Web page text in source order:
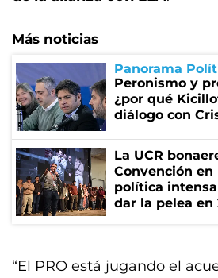
Más noticias
Panorama
Peronismo y
¿por qué
diálogo con
La UCR
Convención en
política
dar la pelea en
“El PRO está jugando el